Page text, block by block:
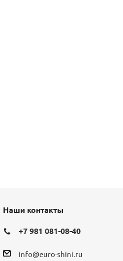
Наши контакты
+7 981 081-08-40
info@euro-shini.ru